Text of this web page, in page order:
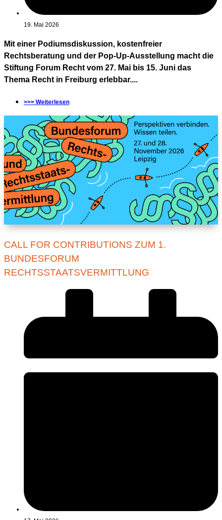
19. Mai 2026
Mit einer Podiumsdiskussion, kostenfreier
Rechtsberatung und der Pop-Up-Ausstellung macht die
Stiftung Forum Recht vom 27. Mai bis 15. Juni das
Thema Recht in Freiburg erlebbar....
>>> Weiterlesen
CALL FOR CONTRIBUTIONS ZUM 1.
BUNDESFORUM
RECHTSSTAATSVERMITTLUNG